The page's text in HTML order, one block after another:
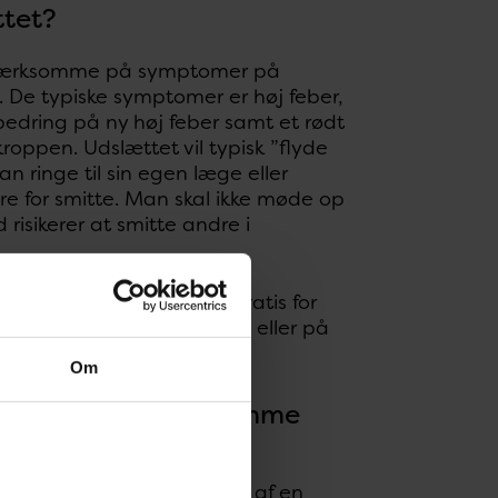
Om
på symptomer på
typiske symptomer er høj feber,
på ny høj feber samt et rødt
Udslættet vil typisk ”flyde
ringe til sin egen læge eller
smitte. Man skal ikke møde op
at smitte andre i
Det er også gratis for
vaccinen hos egen læge eller på
særlig opmærksomme
i 1987, og